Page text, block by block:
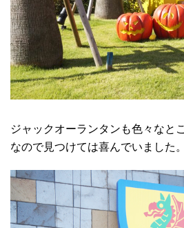
ジャックオーランタンも色々なと
なので見つけては喜んでいました。